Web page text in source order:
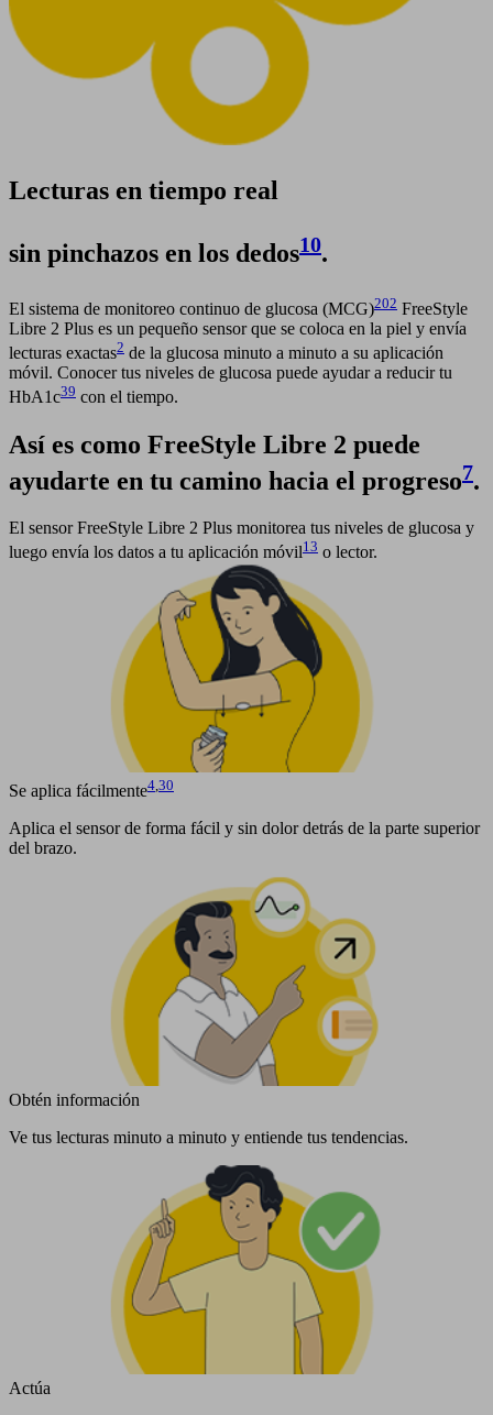
Lecturas en tiempo real
sin pinchazos en los dedos10.
El sistema de monitoreo continuo de glucosa (MCG)202 FreeStyle
Libre 2 Plus es un pequeño sensor que se coloca en la piel y envía
lecturas exactas2 de la glucosa minuto a minuto a su aplicación
móvil. Conocer tus niveles de glucosa puede ayudar a reducir tu
HbA1c39 con el tiempo.
Así es como FreeStyle Libre 2 puede
ayudarte en tu camino hacia el progreso7.
El sensor FreeStyle Libre 2 Plus monitorea tus niveles de glucosa y
luego envía los datos a tu aplicación móvil13 o lector.
Se aplica fácilmente4 30
Aplica el sensor de forma fácil y sin dolor detrás de la parte superior
del brazo.
Obtén información
Ve tus lecturas minuto a minuto y entiende tus tendencias.
Actúa